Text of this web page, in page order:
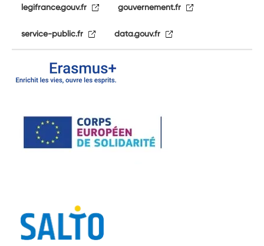
legifrance.gouv.fr gouvernement.fr
service-public.fr data.gouv.fr